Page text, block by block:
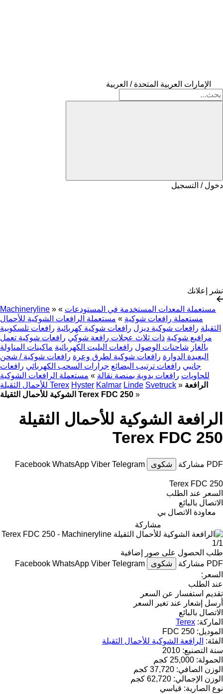
الإمارات العربية المتحدة / العربية
دخول / التسجيل
نشر إعلانك
Machineryline » مستعملة المعدات المستخدمة في المستودعات »
مستعملة رافعات شوكية » مستعملة الرافعات الشوكية للأحمال
الثقيلة رافعات شوكية ديزل رافعات شوكية كهربائية رافعات تلسكوبية
مرافيع شوكية ذات ثلاث عجلات رافعة شوكي رافعات شوكية تعمل
بالغاز شاحنات الوصول رافعات البليت الكهربائية ماكينات المناولة
البعيدة الدوارة رافعات شوكية لطرق وعرة رافعات شوكية / شحن
جانبي رافعات ترتيب البضائع جرارات السحب الكهربائي رافعات
للحاويات رافعات يدوية بمنصة نقالة » مستعملة الرافعات الشوكية
للأحمال الثقيلة Terex Hyster Kalmar Linde Svetruck » الرافعة
الشوكية للأحمال الثقيلة Terex FDC 250 »
الرافعة الشوكية للأحمال الثقيلة
Terex FDC 250
PDF مشاركة شكوى Facebook WhatsApp Viber Telegram
Terex FDC 250
السعر عند الطلب
الاتصال بالبائع
معاودة الاتصال بي
مشاركة
1/1
طلب الحصول على صور إضافية
PDF مشاركة شكوى Facebook WhatsApp Viber Telegram
السعر:
عند الطلب
تقديم استفسار عن السعر
أرسل إشعار عند تغير السعر
الاتصال بالبائع
الماركة: Terex
الموديل: FDC 250
الفئة: الرافعة الشوكية للأحمال الثقيلة
سنة التصنيع: 2010
الحمولة: 25,000 كجم
الوزن الصافي: 37,720 كجم
الوزن الإجمالي: 62,720 كجم
نوع الصارية: قياسي